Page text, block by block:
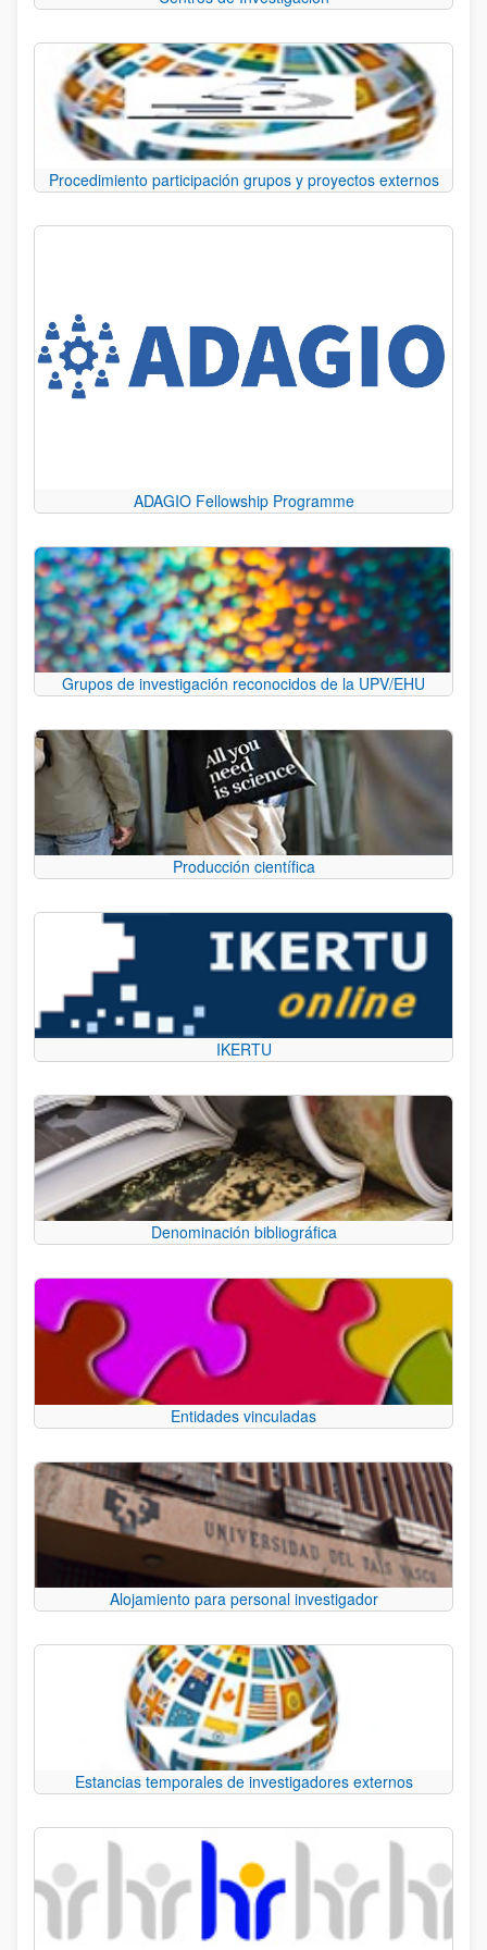
Procedimiento participación grupos y proyectos externos
ADAGIO Fellowship Programme
Grupos de investigación reconocidos de la UPV/EHU
Producción científica
IKERTU
Denominación bibliográfica
Entidades vinculadas
Alojamiento para personal investigador
Estancias temporales de investigadores externos